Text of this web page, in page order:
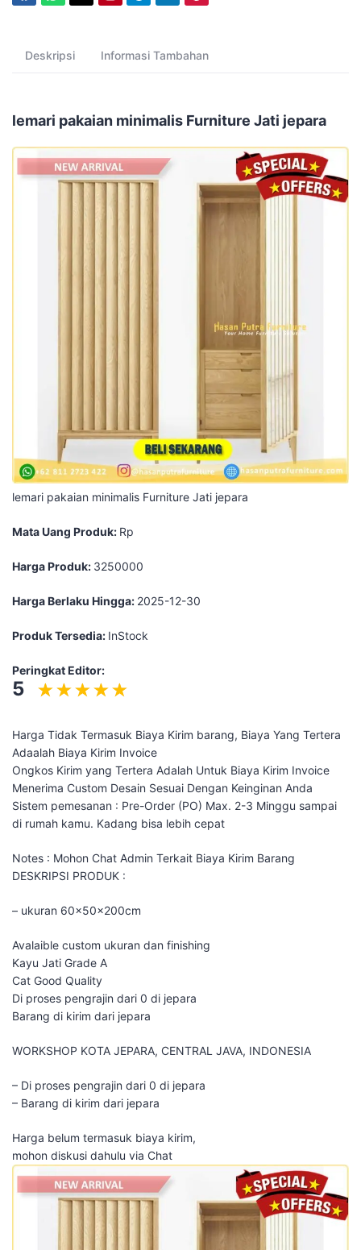
Deskripsi Informasi Tambahan
lemari pakaian minimalis Furniture Jati jepara
lemari pakaian minimalis Furniture Jati jepara
Mata Uang Produk: Rp
Harga Produk: 3250000
Harga Berlaku Hingga: 2025-12-30
Produk Tersedia: InStock
Peringkat Editor:
5
Harga Tidak Termasuk Biaya Kirim barang, Biaya Yang Tertera
Adaalah Biaya Kirim Invoice
Ongkos Kirim yang Tertera Adalah Untuk Biaya Kirim Invoice
Menerima Custom Desain Sesuai Dengan Keinginan Anda
Sistem pemesanan : Pre-Order (PO) Max. 2-3 Minggu sampai
di rumah kamu. Kadang bisa lebih cepat
Notes : Mohon Chat Admin Terkait Biaya Kirim Barang
DESKRIPSI PRODUK :
– ukuran 60x50x200cm
Avalaible custom ukuran dan finishing
Kayu Jati Grade A
Cat Good Quality
Di proses pengrajin dari 0 di jepara
Barang di kirim dari jepara
WORKSHOP KOTA JEPARA, CENTRAL JAVA, INDONESIA
– Di proses pengrajin dari 0 di jepara
– Barang di kirim dari jepara
Harga belum termasuk biaya kirim,
mohon diskusi dahulu via Chat